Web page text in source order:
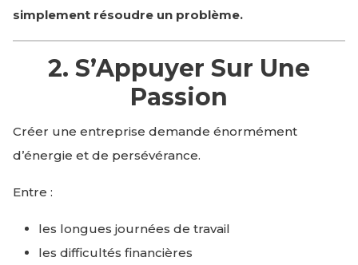
simplement résoudre un problème.
2. S’Appuyer Sur Une
Passion
Créer une entreprise demande énormément
d’énergie et de persévérance.
Entre :
les longues journées de travail
les difficultés financières